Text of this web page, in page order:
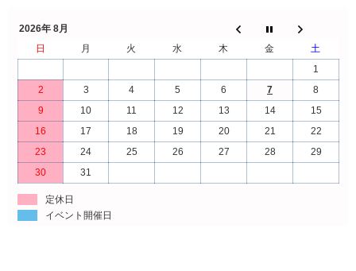
2026年 8月
日
月 火 水 木 金
土
1
2
3 4 5 6 7
8
9
10 11 12 13 14
15
16
17 18 19 20 21
22
23
24 25 26 27 28
29
30
31
定休日
イベント開催日